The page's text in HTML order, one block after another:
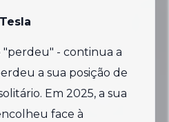
"perdeu" - continua a
a sua posição de
Em 2025, a sua
face à